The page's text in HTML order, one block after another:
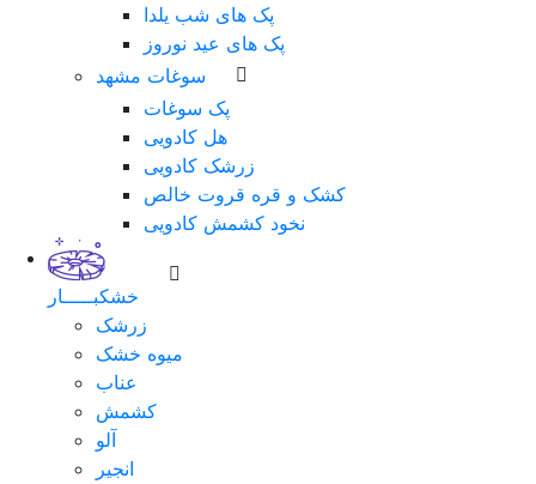
پک های شب یلدا
پک های عید نوروز
سوغات مشهد
پک سوغات
هل کادویی
زرشک کادویی
کشک و قره قروت خالص
نخود کشمش کادویی
خشکبـــــار
زرشک
میوه خشک
عناب
کشمش
آلو
انجیر